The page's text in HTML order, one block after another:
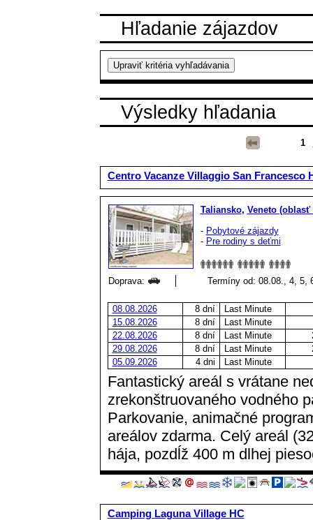
Hľadanie zájazdov
Výsledky hľadania
1
Centro Vacanze Villaggio San Francesco
Taliansko, Veneto (oblasť
- Pobytové zájazdy
- Pre rodiny s deťmi
Doprava: Termíny od: 08.08., 4, 5,
08.08.2026 8 dní
Last Minute
15.08.2026
8 dní
Last Minute
22.08.2026
8 dní Last Minute
29.08.2026
8 dní Last Minute
05.09.2026
4 dni Last Minute
Fantastický areál s vrátane
zrekonštruovaného vodného
Parkovanie, animačné
areálov zdarma. Celý areál
hája, pozdĺž 400 m dlhej
Camping Laguna Village HC